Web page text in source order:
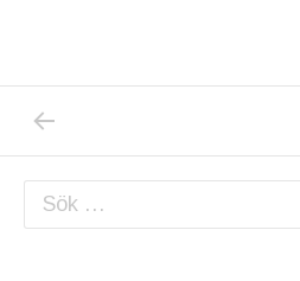
Inläggsnavigering
Sök efter: